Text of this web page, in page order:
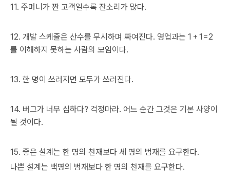
11. 주머니가 짠 고객일수록 잔소리가 많다.
12. 개발 스케줄은 산수를 무시하며 짜여진다. 영업과는 1＋1=2
를 이해하지 못하는 사람의 모임이다.
13. 한 명이 쓰러지면 모두가 쓰러진다.
14. 버그가 너무 심하다? 걱정마라. 어느 순간 그것은 기본 사양이
될 것이다.
15. 좋은 설계는 한 명의 천재보다 세 명의 범재를 요구한다.
나쁜 설계는 백명의 범재보다 한 명의 천재를 요구한다.